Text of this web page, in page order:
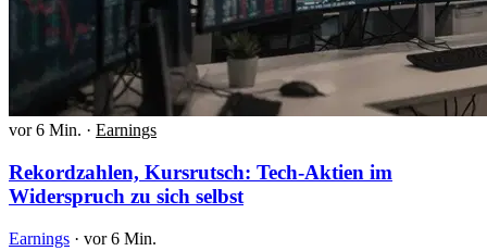
vor 6 Min. · Earnings
Rekordzahlen, Kursrutsch: Tech-Aktien im
Widerspruch zu sich selbst
Earnings · vor 6 Min.